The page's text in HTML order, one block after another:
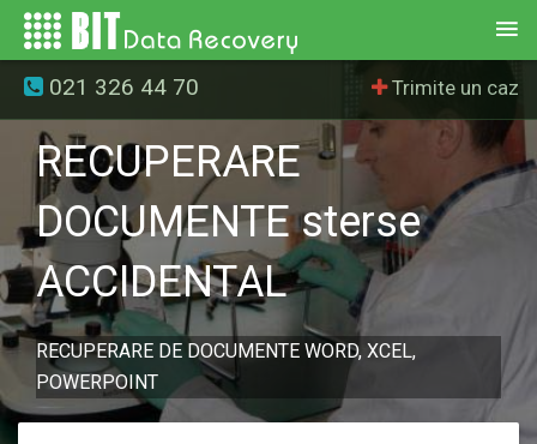
021 326 44 70 Trimite un caz
RECUPERARE
DOCUMENTE sterse
ACCIDENTAL
RECUPERARE DE DOCUMENTE WORD, XCEL,
POWERPOINT